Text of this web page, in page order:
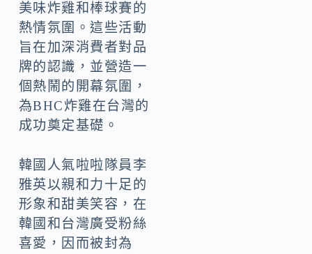
美味炸雞和棒球賽的
熱情氛圍。這些活動
旨在加深消費者對品
牌的認識，並營造一
個熱鬧的開幕氛圍，
為BHC炸雞在台灣的
成功奠定基礎。
韓國人氣啦啦隊員李
雅英以親和力十足的
形象和甜美笑容，在
韓國和台灣廣受粉絲
喜愛，因而被封為